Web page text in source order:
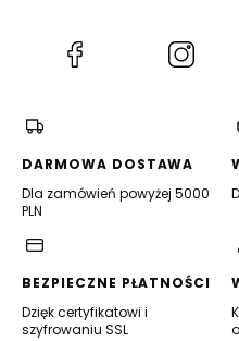
DARMOWA DOSTAWA
Dla zamówień powyżej 5000
PLN
BEZPIECZNE PŁATNOŚCI
Dzięk certyfikatowi i
szyfrowaniu SSL